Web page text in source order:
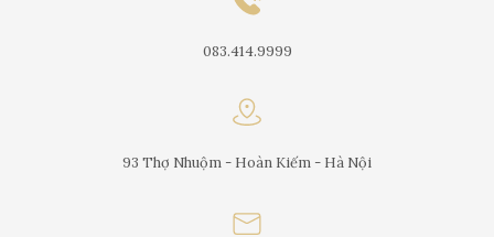
083.414.9999
93 Thợ Nhuộm - Hoàn Kiếm - Hà Nội